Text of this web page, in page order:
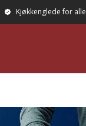
Kjøkkenglede for alle